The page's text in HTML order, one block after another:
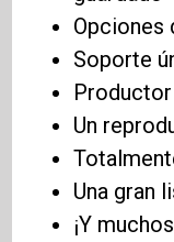
Opciones
Soporte
Un
Una gran
¡Y